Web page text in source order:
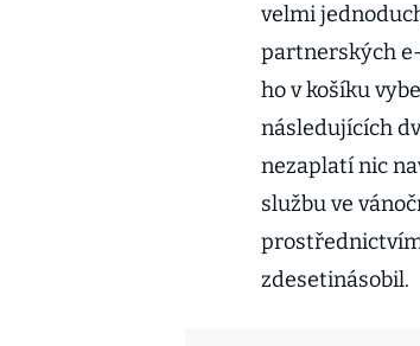
velmi
partnerských
ho v košíku
následujících
nezaplatí nic
službu ve
zdesetinásobil.